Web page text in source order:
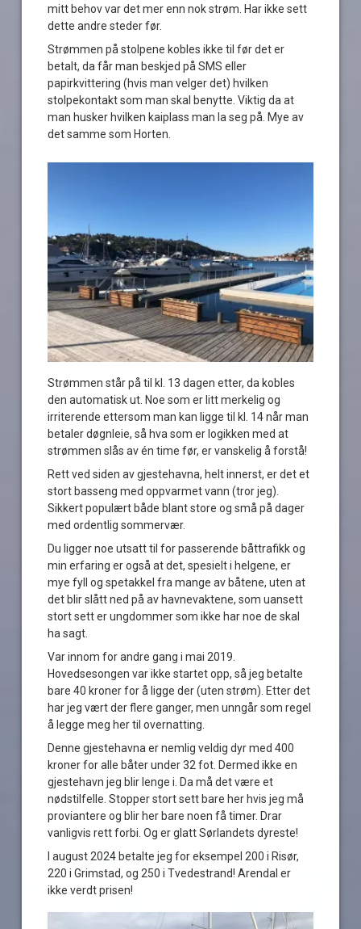
mitt behov var det mer enn nok strøm. Har ikke sett
dette andre steder før.
Strømmen på stolpene kobles ikke til før det er
betalt, da får man beskjed på SMS eller
papirkvittering (hvis man velger det) hvilken
stolpekontakt som man skal benytte. Viktig da at
man husker hvilken kaiplass man la seg på. Mye av
det samme som Horten.
Strømmen står på til kl. 13 dagen etter, da kobles
den automatisk ut. Noe som er litt merkelig og
irriterende ettersom man kan ligge til kl. 14 når man
betaler døgnleie, så hva som er logikken med at
strømmen slås av én time før, er vanskelig å forstå!
Rett ved siden av gjestehavna, helt innerst, er det et
stort basseng med oppvarmet vann (tror jeg).
Sikkert populært både blant store og små på dager
med ordentlig sommervær.
Du ligger noe utsatt til for passerende båttrafikk og
min erfaring er også at det, spesielt i helgene, er
mye fyll og spetakkel fra mange av båtene, uten at
det blir slått ned på av havnevaktene, som uansett
stort sett er ungdommer som ikke har noe de skal
ha sagt.
Var innom for andre gang i mai 2019.
Hovedsesongen var ikke startet opp, så jeg betalte
bare 40 kroner for å ligge der (uten strøm). Etter det
har jeg vært der flere ganger, men unngår som regel
å legge meg her til overnatting.
Denne gjestehavna er nemlig veldig dyr med 400
kroner for alle båter under 32 fot. Dermed ikke en
gjestehavn jeg blir lenge i. Da må det være et
nødstilfelle. Stopper stort sett bare her hvis jeg må
proviantere og blir her bare noen få timer. Drar
vanligvis rett forbi. Og er glatt Sørlandets dyreste!
I august 2024 betalte jeg for eksempel 200 i Risør,
220 i Grimstad, og 250 i Tvedestrand! Arendal er
ikke verdt prisen!